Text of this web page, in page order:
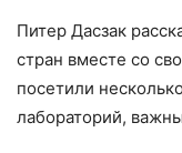
Питер Дасзак
стран вместе со
посетили
лабораторий,